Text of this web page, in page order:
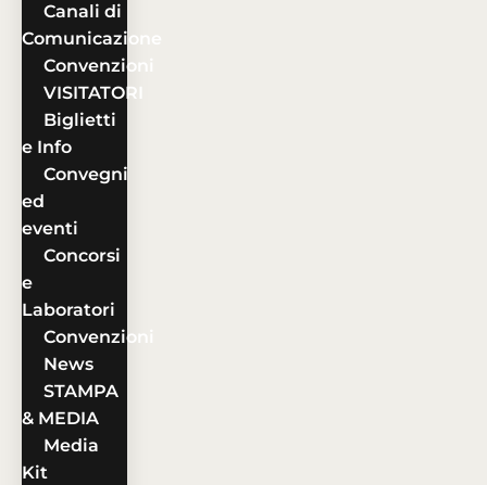
Canali di
Comunicazione
Convenzioni
VISITATORI
Biglietti
e Info
Convegni
ed
eventi
Concorsi
e
Laboratori
Convenzioni
News
STAMPA
& MEDIA
Media
Kit